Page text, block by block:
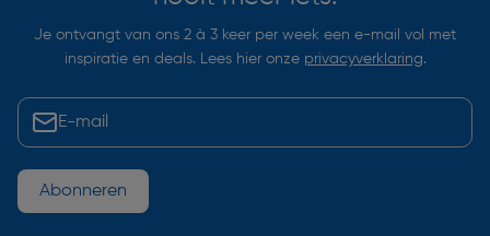
Je ontvangt van ons 2 à 3 keer per week een e-mail vol met
inspiratie en deals. Lees hier onze privacyverklaring.
Abonneren